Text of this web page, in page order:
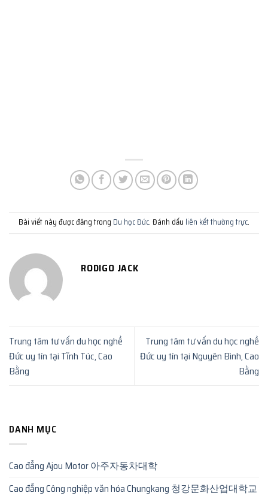
Bài viết này được đăng trong Du học Đức. Đánh dấu liên kết thường trực.
RODIGO JACK
Trung tâm tư vấn du học nghề
Đức uy tín tại Tĩnh Túc, Cao
Bằng
Trung tâm tư vấn du học nghề
Đức uy tín tại Nguyên Bình, Cao
Bằng
DANH MỤC
Cao đẳng Ajou Motor 아주자동차대학
Cao đẳng Công nghiệp văn hóa Chungkang 청강문화산업대학교